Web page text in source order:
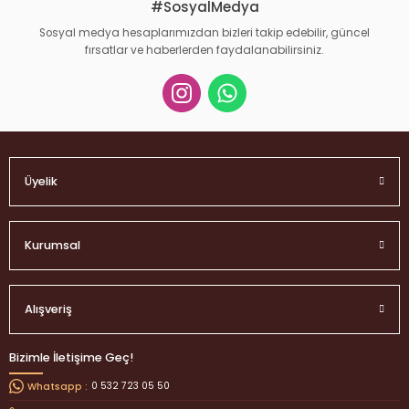
Gönder
#SosyalMedya
Sosyal medya hesaplarımızdan bizleri takip edebilir, güncel
fırsatlar ve haberlerden faydalanabilirsiniz.
Üyelik
Kurumsal
Alışveriş
Bizimle İletişime Geç!
Whatsapp : 0 532 723 05 50